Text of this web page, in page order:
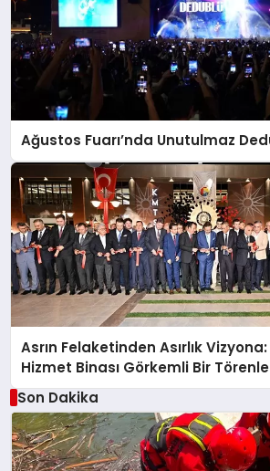
Ağustos Fuarı’nda Unutulmaz
Asrın Felaketinden Asırlık
Hizmet Binası Görkemli Bir Törenle
Son Dakika